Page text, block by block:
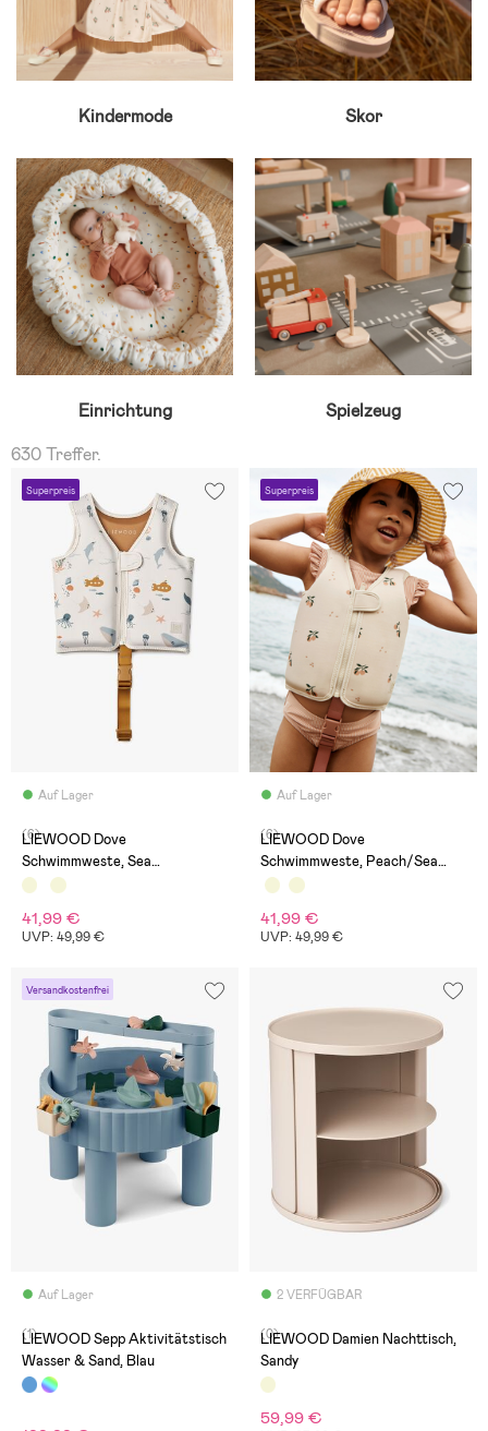
Kindermode Skor
Einrichtung
Spielzeug
630 Treffer.
Superpreis
Auf Lager
(6)
LIEWOOD Dove
Schwimmweste, Sea
Creature/Sandy
41,99 €
UVP: 49,99 €
Superpreis
Auf Lager
(6)
LIEWOOD Dove
Schwimmweste, Peach/Sea
Shell
41,99 €
UVP: 49,99 €
Versandkostenfrei
Auf Lager
(1)
LIEWOOD Sepp Aktivitätstisch
Wasser & Sand, Blau
2 VERFÜGBAR
(0)
LIEWOOD Damien Nachttisch,
Sandy
59,99 €